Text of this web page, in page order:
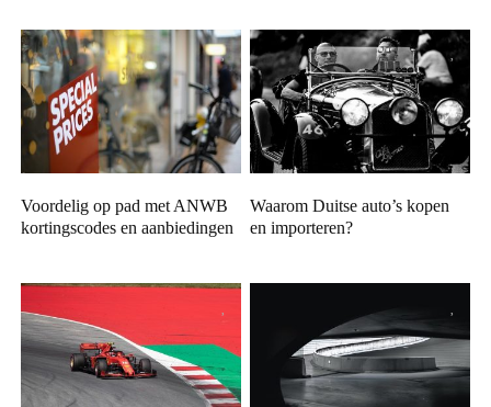
Voordelig op pad met ANWB
kortingscodes en aanbiedingen
Waarom Duitse auto’s kopen
en importeren?